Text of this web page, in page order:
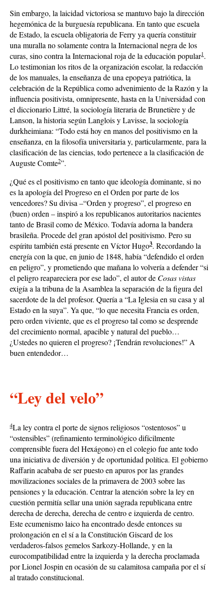
Sin embargo, la laicidad victoriosa se mantuvo bajo la dirección
hegemónica de la burguesía republicana. En tanto que escuela
de Estado, la escuela obligatoria de Ferry ya quería constituir
una muralla no solamente contra la Internacional negra de los
curas, sino contra la Internacional roja de la educación popular1.
Lo testimonian los ritos de la organización escolar, la redacción
de los manuales, la enseñanza de una epopeya patriótica, la
celebración de la República como advenimiento de la Razón y la
influencia positivista, omnipresente, hasta en la Universidad con
el diccionario Littré, la sociología literaria de Brunetière y de
Lanson, la historia según Langlois y Lavisse, la sociología
durkheimiana: “Todo está hoy en manos del positivismo en la
enseñanza, en la filosofía universitaria y, particularmente, para la
clasificación de las ciencias, todo pertenece a la clasificación de
Auguste Comte2”.
¿Qué es el positivismo en tanto que ideología dominante, si no
es la apología del Progreso en el Orden por parte de los
vencedores? Su divisa –“Orden y progreso”, el progreso en
(buen) orden – inspiró a los republicanos autoritarios nacientes
tanto de Brasil como de México. Todavía adorna la bandera
brasileña. Procede del gran apóstol del positivismo. Pero su
espíritu también está presente en Víctor Hugo3. Recordando la
energía con la que, en junio de 1848, había “defendido el orden
en peligro”, y prometiendo que mañana lo volvería a defender “si
el peligro reapareciera por ese lado”, el autor de Cosas vistas
exigía a la tribuna de la Asamblea la separación de la figura del
sacerdote de la del profesor. Quería a “La Iglesia en su casa y al
Estado en la suya”. Ya que, “lo que necesita Francia es orden,
pero orden viviente, que es el progreso tal como se desprende
del crecimiento normal, apacible y natural del pueblo…
¿Ustedes no quieren el progreso? ¡Tendrán revoluciones!” A
buen entendedor…
“Ley del velo”
4La ley contra el porte de signos religiosos “ostentosos” u
“ostensibles” (refinamiento terminológico difícilmente
comprensible fuera del Hexágono) en el colegio fue ante todo
una iniciativa de diversión y de oportunidad política. El gobierno
Raffarin acababa de ser puesto en apuros por las grandes
movilizaciones sociales de la primavera de 2003 sobre las
pensiones y la educación. Centrar la atención sobre la ley en
cuestión permitía sellar una unión sagrada republicana entre
derecha de derecha, derecha de centro e izquierda de centro.
Este ecumenismo laico ha encontrado desde entonces su
prolongación en el sí a la Constitución Giscard de los
verdaderos-falsos gemelos Sarkozy-Hollande, y en la
eurocompatibilidad entre la izquierda y la derecha proclamada
por Lionel Jospin en ocasión de su calamitosa campaña por el sí
al tratado constitucional.